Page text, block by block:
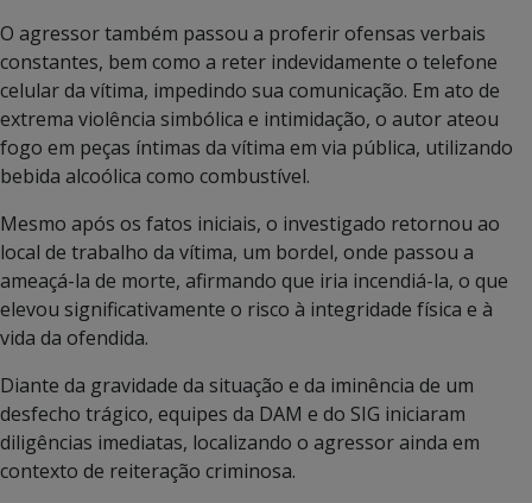
O agressor também passou a proferir ofensas verbais
constantes, bem como a reter indevidamente o telefone
celular da vítima, impedindo sua comunicação. Em ato de
extrema violência simbólica e intimidação, o autor ateou
fogo em peças íntimas da vítima em via pública, utilizando
bebida alcoólica como combustível.
Mesmo após os fatos iniciais, o investigado retornou ao
local de trabalho da vítima, um bordel, onde passou a
ameaçá-la de morte, afirmando que iria incendiá-la, o que
elevou significativamente o risco à integridade física e à
vida da ofendida.
Diante da gravidade da situação e da iminência de um
desfecho trágico, equipes da DAM e do SIG iniciaram
diligências imediatas, localizando o agressor ainda em
contexto de reiteração criminosa.